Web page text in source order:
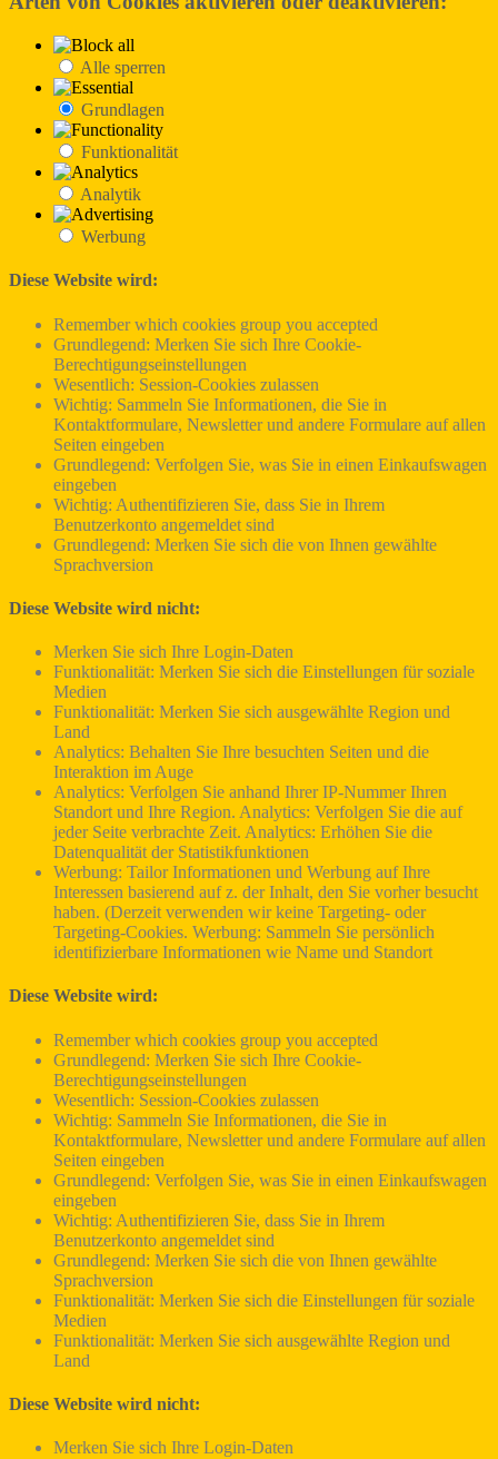
Alle sperren
Grundlagen
Funktionalität
Analytik
Werbung
Diese Website wird:
Remember which cookies group you accepted
Grundlegend: Merken Sie sich Ihre Cookie-
Berechtigungseinstellungen
Wesentlich: Session-Cookies zulassen
Wichtig: Sammeln Sie Informationen, die Sie in
Kontaktformulare, Newsletter und andere Formulare auf allen
Seiten eingeben
Grundlegend: Verfolgen Sie, was Sie in einen Einkaufswagen
eingeben
Wichtig: Authentifizieren Sie, dass Sie in Ihrem
Benutzerkonto angemeldet sind
Grundlegend: Merken Sie sich die von Ihnen gewählte
Sprachversion
Diese Website wird nicht:
Merken Sie sich Ihre Login-Daten
Funktionalität: Merken Sie sich die Einstellungen für soziale
Medien
Funktionalität: Merken Sie sich ausgewählte Region und
Land
Analytics: Behalten Sie Ihre besuchten Seiten und die
Interaktion im Auge
Analytics: Verfolgen Sie anhand Ihrer IP-Nummer Ihren
Standort und Ihre Region. Analytics: Verfolgen Sie die auf
jeder Seite verbrachte Zeit. Analytics: Erhöhen Sie die
Datenqualität der Statistikfunktionen
Werbung: Tailor Informationen und Werbung auf Ihre
Interessen basierend auf z. der Inhalt, den Sie vorher besucht
haben. (Derzeit verwenden wir keine Targeting- oder
Targeting-Cookies. Werbung: Sammeln Sie persönlich
identifizierbare Informationen wie Name und Standort
Diese Website wird:
Remember which cookies group you accepted
Grundlegend: Merken Sie sich Ihre Cookie-
Berechtigungseinstellungen
Wesentlich: Session-Cookies zulassen
Wichtig: Sammeln Sie Informationen, die Sie in
Kontaktformulare, Newsletter und andere Formulare auf allen
Seiten eingeben
Grundlegend: Verfolgen Sie, was Sie in einen Einkaufswagen
eingeben
Wichtig: Authentifizieren Sie, dass Sie in Ihrem
Benutzerkonto angemeldet sind
Grundlegend: Merken Sie sich die von Ihnen gewählte
Sprachversion
Funktionalität: Merken Sie sich die Einstellungen für soziale
Medien
Funktionalität: Merken Sie sich ausgewählte Region und
Land
Diese Website wird nicht:
Merken Sie sich Ihre Login-Daten